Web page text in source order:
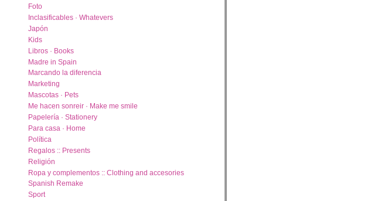
Foto
Inclasificables · Whatevers
Japón
Kids
Libros · Books
Madre in Spain
Marcando la diferencia
Marketing
Mascotas · Pets
Me hacen sonreir · Make me smile
Papelería · Stationery
Para casa · Home
Política
Regalos :: Presents
Religión
Ropa y complementos :: Clothing and accesories
Spanish Remake
Sport